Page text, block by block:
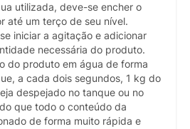
utilizada, deve-se encher o
até um terço de seu nível.
iniciar a agitação e adicionar
necessária do produto.
do produto em água de forma
a cada dois segundos, 1 kg do
despejado no tanque ou no
que todo o conteúdo da
de forma muito rápida e